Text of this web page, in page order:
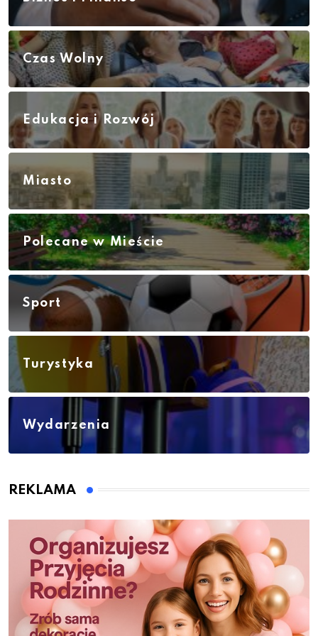
Czas Wolny
Edukacja i Rozwój
Miasto
Polecane w Mieście
Sport
Turystyka
Wydarzenia
REKLAMA